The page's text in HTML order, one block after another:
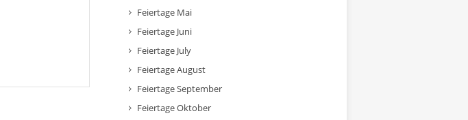
Feiertage Mai
Feiertage Juni
Feiertage July
Feiertage August
Feiertage September
Feiertage Oktober